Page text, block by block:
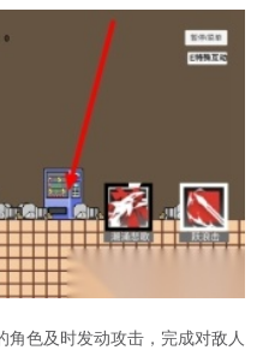
色及时发动攻击，完成对敌人